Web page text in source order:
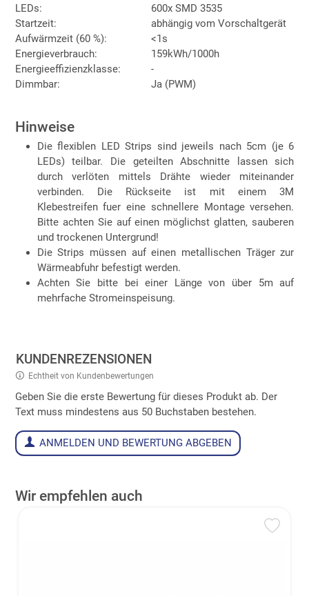
LEDs:
600x SMD 3535
Startzeit:
abhängig vom Vorschaltgerät
Aufwärmzeit (60 %):
<1s
Energieverbrauch:
159kWh/1000h
Energieeffizienzklasse:
-
Dimmbar:
Ja (PWM)
Hinweise
Die flexiblen LED Strips sind jeweils nach 5cm (je 6
LEDs) teilbar. Die geteilten Abschnitte lassen sich
durch verlöten mittels Drähte wieder miteinander
verbinden. Die Rückseite ist mit einem 3M
Klebestreifen fuer eine schnellere Montage versehen.
Bitte achten Sie auf einen möglichst glatten, sauberen
und trockenen Untergrund!
Die Strips müssen auf einen metallischen Träger zur
Wärmeabfuhr befestigt werden.
Achten Sie bitte bei einer Länge von über 5m auf
mehrfache Stromeinspeisung.
KUNDENREZENSIONEN
Echtheit von Kundenbewertungen
Geben Sie die erste Bewertung für dieses Produkt ab. Der
Text muss mindestens aus 50 Buchstaben bestehen.
ANMELDEN UND BEWERTUNG ABGEBEN
Wir empfehlen auch